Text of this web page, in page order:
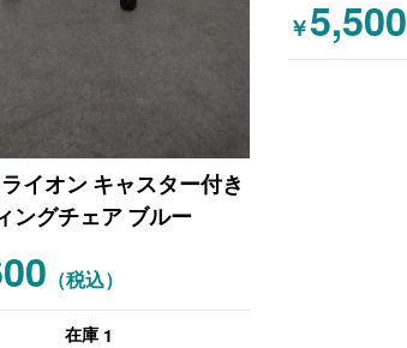
イオン キャスター付き
ングチェア ブルー
（税込）
在庫 1
￥5,500